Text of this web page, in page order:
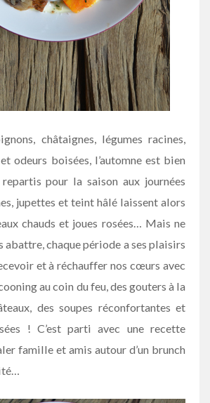
châtaignes, légumes racines,
odeurs boisées, l’automne est bien
pour la saison aux journées
jupettes et teint hâlé laissent alors
chauds et joues rosées… Mais ne
abattre, chaque période a ses plaisirs
et à réchauffer nos cœurs avec
au coin du feu, des gouters à la
des soupes réconfortantes et
! C’est parti avec une recette
famille et amis autour d’un brunch